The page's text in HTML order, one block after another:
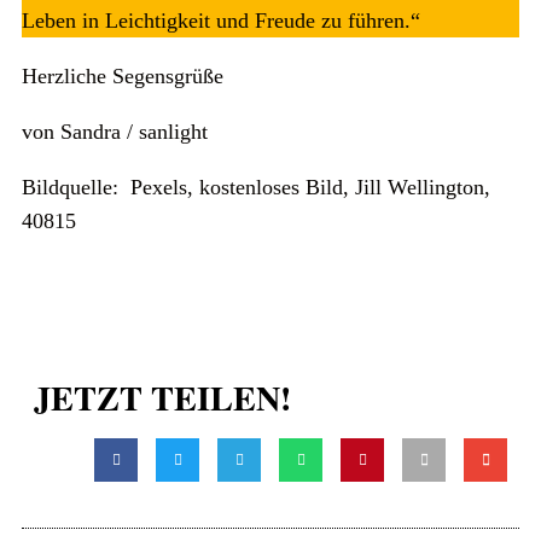
Leben in Leichtigkeit und Freude zu führen.“
Herzliche Segensgrüße
von Sandra / sanlight
Bildquelle: Pexels, kostenloses Bild, Jill Wellington,
40815
JETZT TEILEN!